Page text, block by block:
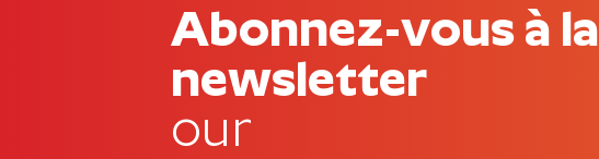
Abonnez-vous à la
newsletter
our